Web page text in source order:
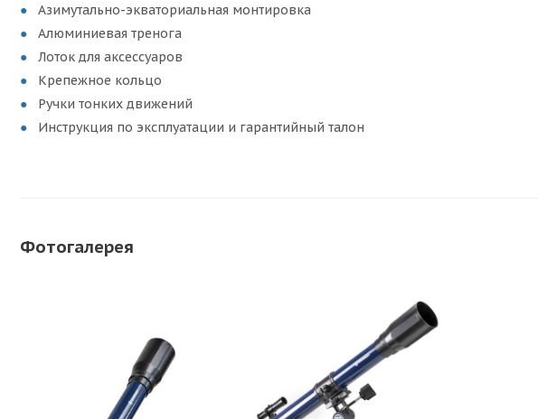
Азимутально-экваториальная монтировка
Алюминиевая тренога
Лоток для аксессуаров
Крепежное кольцо
Ручки тонких движений
Инструкция по эксплуатации и гарантийный талон
Фотогалерея